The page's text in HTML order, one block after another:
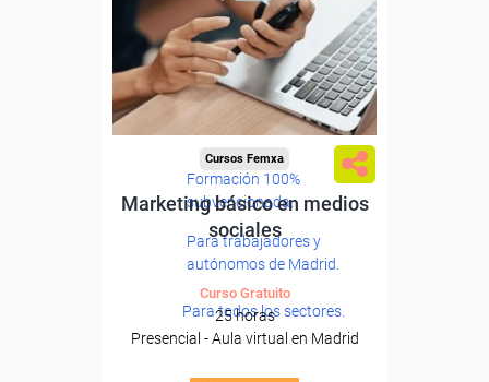
Formación 100%
subvencionada.
Para trabajadores y
autónomos de Madrid.
Para todos los sectores.
Cursos Femxa
Marketing básico en medios
sociales
Curso Gratuito
25 horas
Presencial - Aula virtual en Madrid